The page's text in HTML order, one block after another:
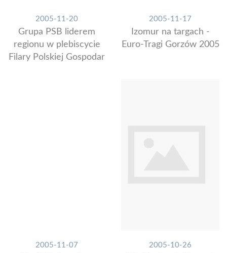
2005-11-20
Grupa PSB liderem
regionu w plebiscycie
Filary Polskiej Gospodar
2005-11-17
Izomur na targach -
Euro-Tragi Gorzów 2005
2005-11-07 2005-10-26